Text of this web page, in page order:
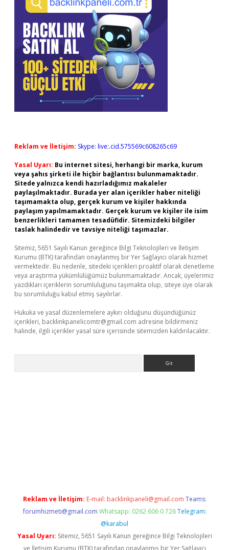
Reklam ve İletişim: Skype: live:.cid.575569c608265c69
Yasal Uyarı: Bu internet sitesi, herhangi bir marka, kurum
veya şahıs şirketi ile hiçbir bağlantısı bulunmamaktadır.
Sitede yalnızca kendi hazırladığımız makaleler
paylaşılmaktadır. Burada yer alan içerikler haber niteliği
taşımamakta olup, gerçek kurum ve kişiler hakkında
paylaşım yapılmamaktadır. Gerçek kurum ve kişiler ile isim
benzerlikleri tamamen tesadüfidir. Sitemizdeki bilgiler
taslak halindedir ve tavsiye niteliği taşımazlar.
Sitemiz, 5651 Sayılı Kanun gereğince Bilgi Teknolojileri ve İletişim
Kurumu (BTK) tarafından onaylanmış bir Yer Sağlayıcı olarak hizmet
vermektedir. Bu nedenle, sitedeki içerikleri proaktif olarak denetleme
veya araştırma yükümlülüğümüz bulunmamaktadır. Ancak, üyelerimiz
yazdıkları içeriklerin sorumluluğunu taşımakta olup, siteye üye olarak
bu sorumluluğu kabul etmiş sayılırlar.
Hukuka ve yasal düzenlemelere aykırı olduğunu düşündüğünüz
içerikleri, backlinkpanelicomtr@gmail.com adresine bildirmeniz
halinde, ilgili içerikler yasal süre içerisinde sitemizden kaldırılacaktır.
Reklam ve İletişim: E-mail: backlinkpaneli@gmail.com Teams:
forumhizmeti@gmail.com Whatsapp: 0262 606 0 726 Telegram:
@karabul
Yasal Uyarı: Sitemiz, 5651 Sayılı Kanun gereğince Bilgi Teknolojileri
ve İletişim Kurumu (BTK) tarafından onaylanmış bir Yer Sağlayıcı